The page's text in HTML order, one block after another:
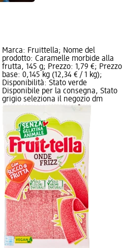
Marca: Fruittella; Nome del
prodotto: Caramelle morbide alla
frutta, 145 g; Prezzo: 1,79 €; Prezzo
base: 0,145 kg (12,34 € / 1 kg);
Disponibilità: Stato verde
Disponibile per la consegna, Stato
grigio seleziona il negozio dm